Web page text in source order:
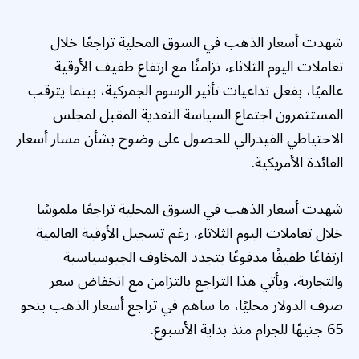
شهدت أسعار الذهب في السوق المحلية تراجعًا خلال
تعاملات اليوم الثلاثاء، تزامنًا مع ارتفاع طفيف الأوقية
عالميًا، بفعل تداعيات تأثير الرسوم الجمركية، بينما يترقب
المستثمرون اجتماع السياسة النقدية المقبل لمجلس
الاحتياطي الفيدرالي للحصول على وضوح بشأن مسار أسعار
الفائدة الأمريكية.
شهدت أسعار الذهب في السوق المحلية تراجعًا ملموسًا
خلال تعاملات اليوم الثلاثاء، رغم تسجيل الأوقية العالمية
ارتفاعًا طفيفًا مدفوعًا بتجدد المخاوف الجيوسياسية
والتجارية، ويأتي هذا التراجع بالتزامن مع انخفاض سعر
صرف الدولار محليًا، ما ساهم في تراجع أسعار الذهب بنحو
65 جنيهًا للجرام منذ بداية الأسبوع.